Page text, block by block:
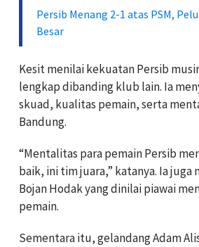
Persib Menang 2-1 atas PSM,
Besar
‎Kesit menilai kekuatan Persib
lengkap dibanding klub lain. Ia
skuad, kualitas pemain, serta
Bandung.
‎‎“Mentalitas para pemain Persib
baik, ini tim juara,” katanya. Ia
Bojan Hodak yang dinilai piawai
pemain.
‎Sementara itu, gelandang Adam